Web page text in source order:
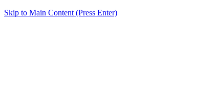
Skip to Main Content (Press Enter)